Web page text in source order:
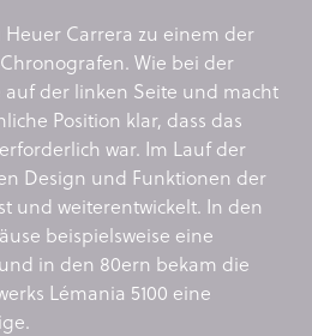
Heuer Carrera zu einem der
Wie bei der
auf der linken Seite und macht
Position klar, dass das
war. Im Lauf der
Design und Funktionen der
und weiterentwickelt. In den
beispielsweise eine
in den 80ern bekam die
Lémania 5100 eine